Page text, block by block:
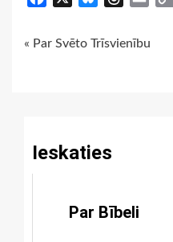
Continue
« Par Svēto Trīsvienību
Ieskaties
Par Bībeli